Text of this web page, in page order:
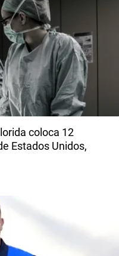
coloca 12
Estados Unidos,